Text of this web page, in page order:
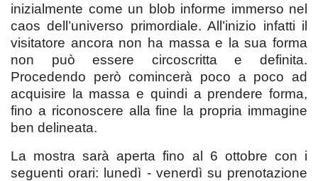
inizialmente come un blob informe immerso nel
caos dell’universo primordiale. All’inizio infatti il
visitatore ancora non ha massa e la sua forma
non può essere circoscritta e definita.
Procedendo però comincerà poco a poco ad
acquisire la massa e quindi a prendere forma,
fino a riconoscere alla fine la propria immagine
ben delineata.
La mostra sarà aperta fino al 6 ottobre con i
seguenti orari: lunedì - venerdì su prenotazione